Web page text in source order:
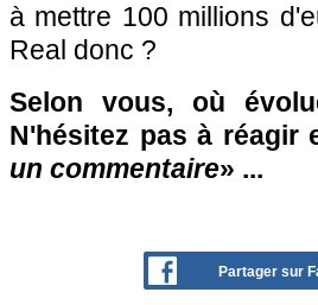
à mettre 100 millions
Real donc ?
Selon vous, où
N'hésitez pas à réagir
un commentaire» ...
Partager sur